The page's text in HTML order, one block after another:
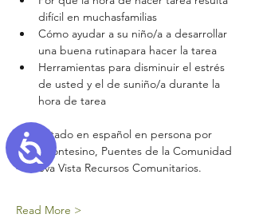
Accessibility
difícil en muchasfamilias
Cómo ayudar a su niño/a a desarrollar
una buena rutinapara hacer la tarea
Herramientas para disminuir el estrés
de usted y el de suniño/a durante la
hora de tarea
Presentado en español en persona por
Lidia Montesino, Puentes de la Comunidad
- Nueva Vista Recursos Comunitarios.
Read More >